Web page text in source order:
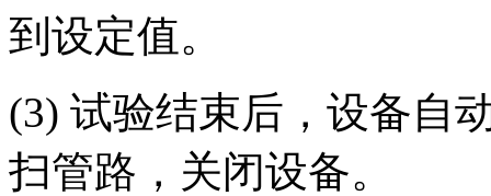
到设定值。
(3) 试验结束后，设备自
扫管路，关闭设备。